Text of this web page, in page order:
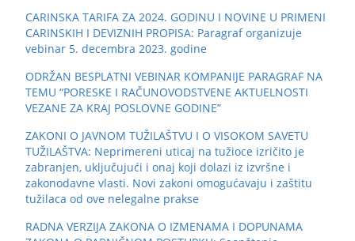
CARINSKA TARIFA ZA 2024. GODINU I NOVINE U PRIMENI
CARINSKIH I DEVIZNIH PROPISA: Paragraf organizuje
vebinar 5. decembra 2023. godine
ODRŽAN BESPLATNI VEBINAR KOMPANIJE PARAGRAF NA
TEMU “PORESKE I RAČUNOVODSTVENE AKTUELNOSTI
VEZANE ZA KRAJ POSLOVNE GODINE”
ZAKONI O JAVNOM TUŽILAŠTVU I O VISOKOM SAVETU
TUŽILAŠTVA: Neprimereni uticaj na tužioce izričito je
zabranjen, uključujući i onaj koji dolazi iz izvršne i
zakonodavne vlasti. Novi zakoni omogućavaju i zaštitu
tužilaca od ove nelegalne prakse
RADNA VERZIJA ZAKONA O IZMENAMA I DOPUNAMA